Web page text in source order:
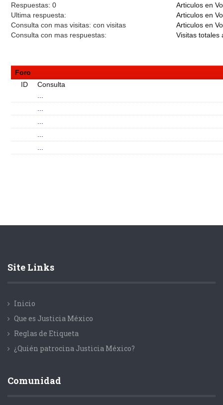
Respuestas: 0
Ultima respuesta:
Consulta con mas visitas: con visitas
Consulta con mas respuestas:
Articulos en
Articulos en
Articulos en
Visitas totales
Foro
ID
Consulta
Site Links
Inicio
Que es Justicia México
Reglas de Etiqueta
¿Quién patrocina Justicia México?
Comunidad